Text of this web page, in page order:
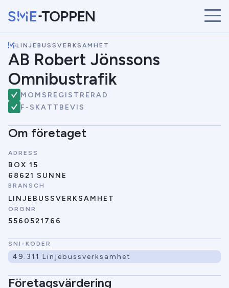
START
ÅRETS VINNARE
BRANSCHER
SÖK
NYHETER
\LINJEBUSSVERKSAMHET
AB Robert Jönssons
Omnibustrafik
MOMSREGISTRERAD
F-SKATTBEVIS
Om företaget
ADRESS
BOX 15
68621 SUNNE
BRANSCH
LINJEBUSSVERKSAMHET
ORGNR
5560521766
SNI-KODER
49.311 Linjebussverksamhet
Företagsvärdering